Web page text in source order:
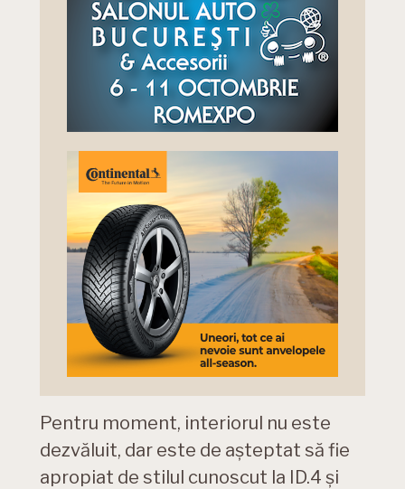
Pentru moment, interiorul nu este
dezvăluit, dar este de așteptat să fie
apropiat de stilul cunoscut la ID.4 și